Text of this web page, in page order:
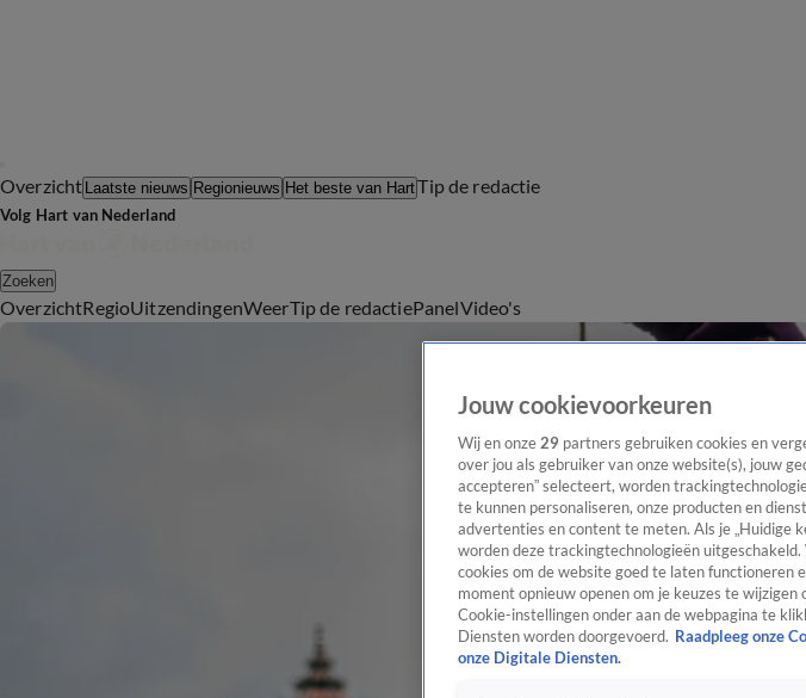
Overzicht Laatste nieuws Regionieuws Het beste van HartTip de redactie
Volg Hart van Nederland
Zoeken
OverzichtRegioUitzendingenWeerTip de redactiePanelVideo's
Jouw cookievoorkeuren
Wij en onze 29 partners gebruiken cookies en
over jou als gebruiker van onze website(s), jouw
accepteren” selecteert, worden
te kunnen personaliseren, onze producten en
advertenties en content te meten. Als je „Huidige
worden deze trackingtechnologieën
cookies om de website goed te laten functioneren
moment opnieuw openen om je keuzes te
Cookie-instellingen onder aan de webpagina te
Diensten worden doorgevoerd. Raadpleeg onze
onze Digitale Diensten.